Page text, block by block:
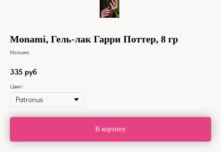
Monami, Гель-лак Гарри Поттер, 8 гр
Monami
335 руб
Цвет:
В корзину